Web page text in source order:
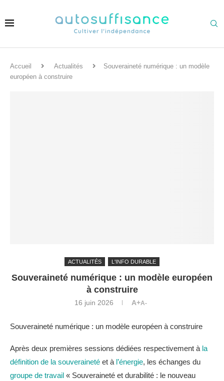
Accueil Actualités
Souveraineté numérique : un modèle
européen à construire
ACTUALITÉS L'INFO DURABLE
Souveraineté numérique : un modèle européen
à construire
16 juin 2026 A+A-
Souveraineté numérique : un modèle européen à construire
Après deux premières sessions dédiées respectivement à la
définition de la souveraineté et à l’énergie, les échanges du
groupe de travail « Souveraineté et durabilité : le nouveau